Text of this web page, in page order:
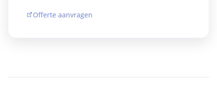
Offerte aanvragen